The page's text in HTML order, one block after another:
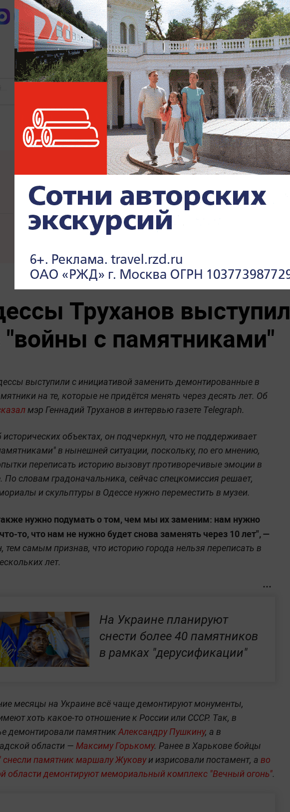
потрясло происходящее в
Одессе
и моря
"Придется нанести удар". На
Западе высказались о войне с
"Пока Киев горел". Раскрыто
Труханов выступил
"войны с памятниками"
выступили с инициативой заменить демонтированные в
на те, которые не придётся менять через десять лет. Об
мэр Геннадий Труханов в интервью газете Telegraph.
исторических объектах, он подчеркнул, что не поддерживает
в нынешней ситуации, поскольку, по его мнению,
переписать историю вызовут противоречивые эмоции в
По словам градоначальника, сейчас спецкомиссия решает,
и скульптуры в Одессе нужно переместить в музеи.
нужно подумать о том, чем мы их заменим: нам нужно
то, что нам не нужно будет снова заменять через 10 лет", —
тем самым признав, что историю города нельзя переписать в
лет.
На Украине планируют
снести более 40 памятников
в рамках "дерусификации"
месяцы на Украине всё чаще демонтируют монументы,
хоть какое-то отношение к России или СССР. Так, в
демонтировали памятник Александру Пушкину, а в
области — Максиму Горькому. Ранее в Харькове бойцы
снесли памятник маршалу Жуковуи изрисовали постамент, а во
области демонтируют мемориальный комплекс "Вечный огонь".